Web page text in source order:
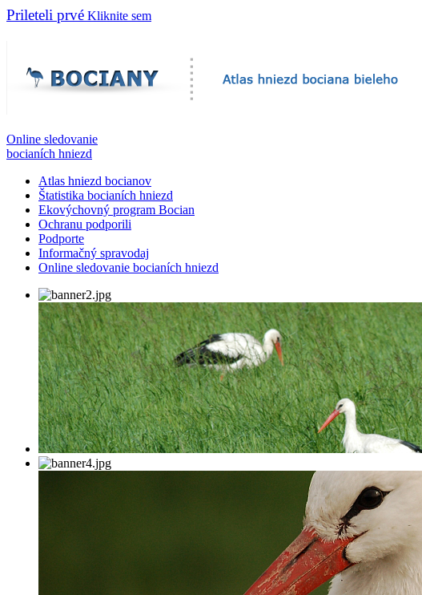
Prileteli prvé Kliknite sem
Online sledovanie
bocianích hniezd
Atlas hniezd bocianov
Štatistika bocianích hniezd
Ekovýchovný program Bocian
Ochranu podporili
Podporte
Informačný spravodaj
Online sledovanie bocianích hniezd